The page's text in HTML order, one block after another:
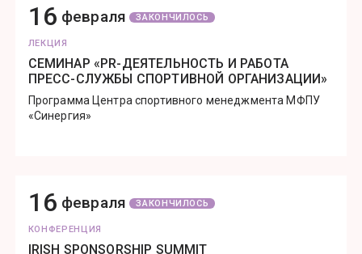
16 февраля ЗАКОНЧИЛОСЬ
ЛЕКЦИЯ
СЕМИНАР «PR-ДЕЯТЕЛЬНОСТЬ И РАБОТА
ПРЕСС-СЛУЖБЫ СПОРТИВНОЙ ОРГАНИЗАЦИИ»
Программа Центра спортивного менеджмента МФПУ
«Синергия»
16 февраля ЗАКОНЧИЛОСЬ
КОНФЕРЕНЦИЯ
IRISH SPONSORSHIP SUMMIT